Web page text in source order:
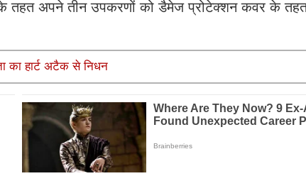
के तहत अपने तीन उपकरणों को डैमेज प्रोटेक्शन कवर के
का हार्ट अटैक से निधन